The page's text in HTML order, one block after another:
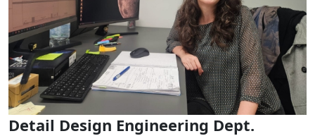
Detail Design Engineering Dept.